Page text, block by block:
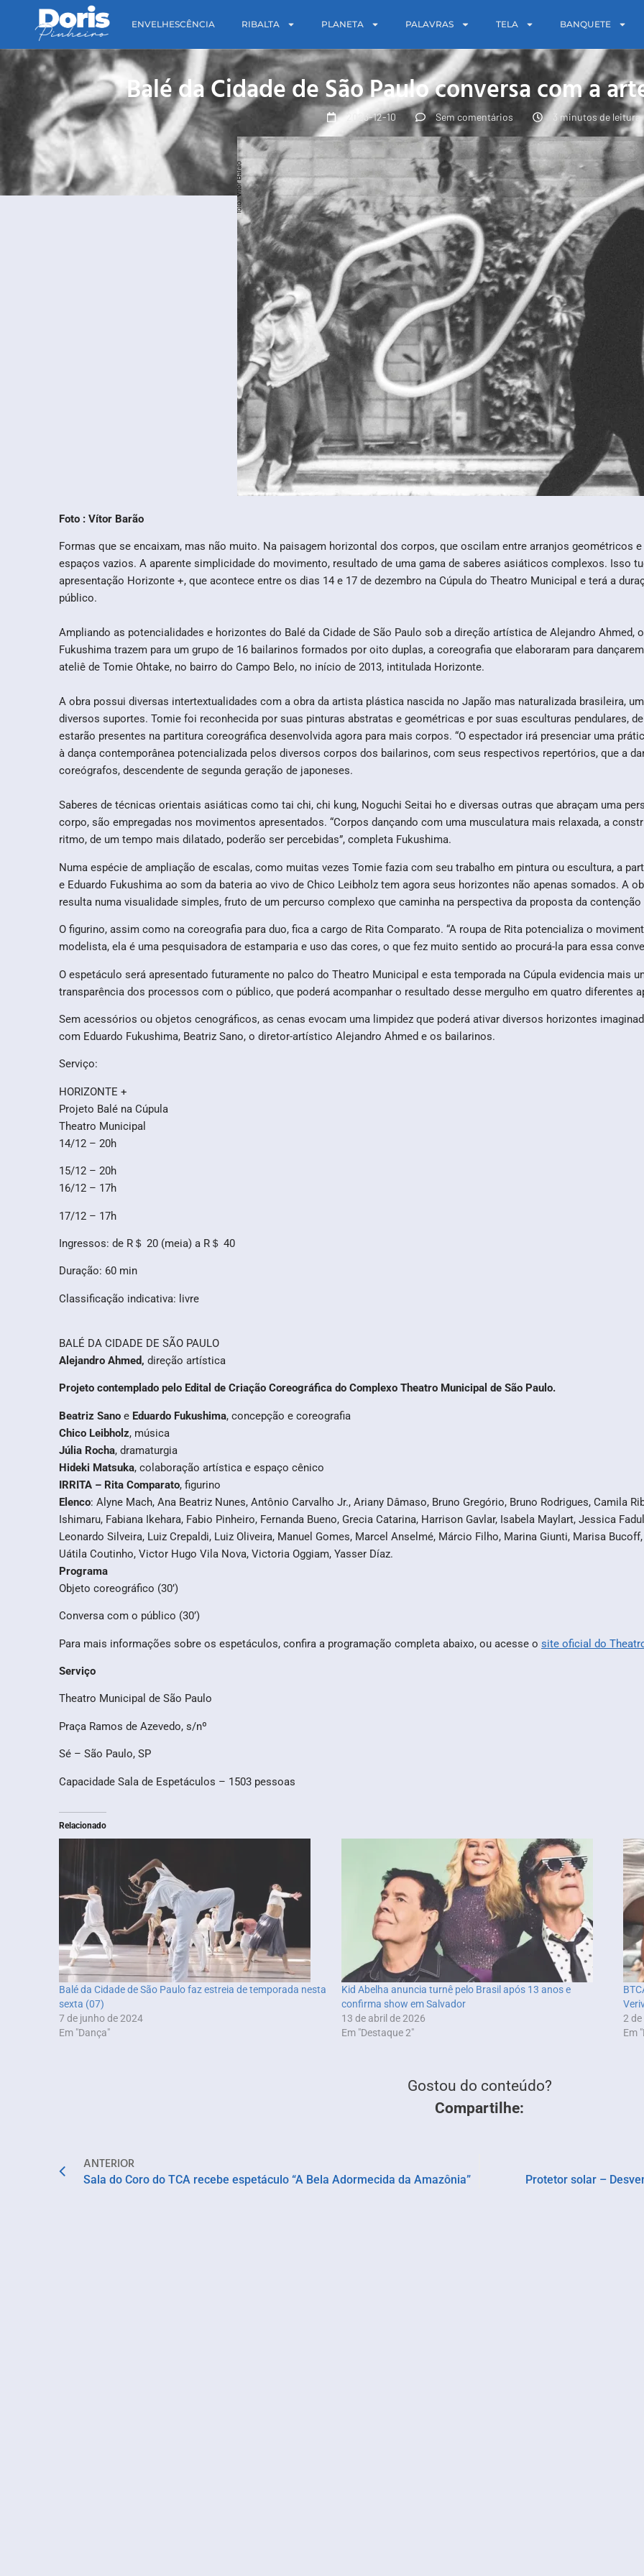
ENVELHESCÊNCIA RIBALTA PLANETA PALAVRAS TELA BANQUETE
Balé da Cidade de São Paulo conversa com a
2023-12-10 Sem comentários 3 minutos de leitura
Foto : Vítor Barão
Formas que se encaixam, mas não muito. Na paisagem horizontal dos corpos, que oscilam entre arranjos geométricos
espaços vazios. A aparente simplicidade do movimento, resultado de uma gama de saberes asiáticos complexos. Isso
apresentação Horizonte +, que acontece entre os dias 14 e 17 de dezembro na Cúpula do Theatro Municipal e terá a
público.
Ampliando as potencialidades e horizontes do Balé da Cidade de São Paulo sob a direção artística de Alejandro Ahmed,
Fukushima trazem para um grupo de 16 bailarinos formados por oito duplas, a coreografia que elaboraram para
ateliê de Tomie Ohtake, no bairro do Campo Belo, no início de 2013, intitulada Horizonte.
A obra possui diversas intertextualidades com a obra da artista plástica nascida no Japão mas naturalizada brasileira,
diversos suportes. Tomie foi reconhecida por suas pinturas abstratas e geométricas e por suas esculturas pendulares,
estarão presentes na partitura coreográfica desenvolvida agora para mais corpos. “O espectador irá presenciar uma
à dança contemporânea potencializada pelos diversos corpos dos bailarinos, com seus respectivos repertórios, que a
coreógrafos, descendente de segunda geração de japoneses.
Saberes de técnicas orientais asiáticas como tai chi, chi kung, Noguchi Seitai ho e diversas outras que abraçam uma
corpo, são empregadas nos movimentos apresentados. “Corpos dançando com uma musculatura mais relaxada, a
ritmo, de um tempo mais dilatado, poderão ser percebidas”, completa Fukushima.
Numa espécie de ampliação de escalas, como muitas vezes Tomie fazia com seu trabalho em pintura ou escultura, a
e Eduardo Fukushima ao som da bateria ao vivo de Chico Leibholz tem agora seus horizontes não apenas somados. A
resulta numa visualidade simples, fruto de um percurso complexo que caminha na perspectiva da proposta da
O figurino, assim como na coreografia para duo, fica a cargo de Rita Comparato. “A roupa de Rita potencializa o
modelista, ela é uma pesquisadora de estamparia e uso das cores, o que fez muito sentido ao procurá-la para essa
O espetáculo será apresentado futuramente no palco do Theatro Municipal e esta temporada na Cúpula evidencia mais
transparência dos processos com o público, que poderá acompanhar o resultado desse mergulho em quatro diferentes
Sem acessórios ou objetos cenográficos, as cenas evocam uma limpidez que poderá ativar diversos horizontes
com Eduardo Fukushima, Beatriz Sano, o diretor-artístico Alejandro Ahmed e os bailarinos.
Serviço:
HORIZONTE +
Projeto Balé na Cúpula
Theatro Municipal
14/12 – 20h
15/12 – 20h
16/12 – 17h
17/12 – 17h
Ingressos: de R＄ 20 (meia) a R＄ 40
Duração: 60 min
Classificação indicativa: livre
BALÉ DA CIDADE DE SÃO PAULO
Alejandro Ahmed, direção artística
Projeto contemplado pelo Edital de Criação Coreográfica do Complexo Theatro Municipal de São Paulo.
Beatriz Sano e Eduardo Fukushima, concepção e coreografia
Chico Leibholz, música
Júlia Rocha, dramaturgia
Hideki Matsuka, colaboração artística e espaço cênico
IRRITA – Rita Comparato, figurino
Elenco: Alyne Mach, Ana Beatriz Nunes, Antônio Carvalho Jr., Ariany Dâmaso, Bruno Gregório, Bruno Rodrigues, Camila
Ishimaru, Fabiana Ikehara, Fabio Pinheiro, Fernanda Bueno, Grecia Catarina, Harrison Gavlar, Isabela Maylart, Jessica
Leonardo Silveira, Luiz Crepaldi, Luiz Oliveira, Manuel Gomes, Marcel Anselmé, Márcio Filho, Marina Giunti, Marisa
Uátila Coutinho, Victor Hugo Vila Nova, Victoria Oggiam, Yasser Díaz.
Programa
Objeto coreográfico (30’)
Conversa com o público (30’)
Para mais informações sobre os espetáculos, confira a programação completa abaixo, ou acesse o site oficial do
Serviço
Theatro Municipal de São Paulo
Praça Ramos de Azevedo, s/nº
Sé – São Paulo, SP
Capacidade Sala de Espetáculos – 1503 pessoas
Relacionado
Balé da Cidade de São Paulo faz estreia de temporada nesta
sexta (07)
7 de junho de 2024
Em "Dança"
Kid Abelha anuncia turnê pelo Brasil após 13 anos e
confirma show em Salvador
13 de abril de 2026
Em "Destaque 2"
2
Em
Gostou do conteúdo?
Compartilhe:
ANTERIOR
Sala do Coro do TCA recebe espetáculo “A Bela Adormecida da Amazônia” Protetor solar –